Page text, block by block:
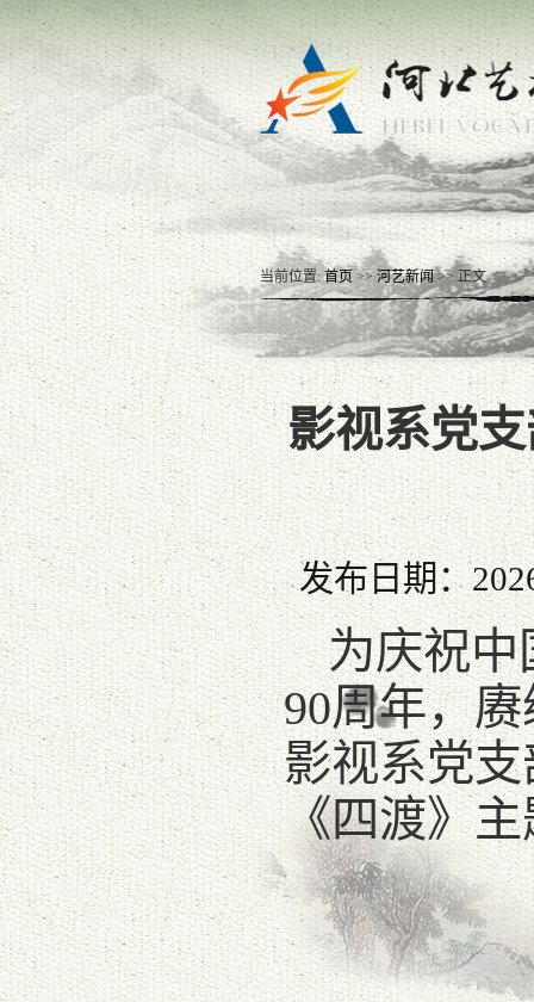
当前位置:首页 >>河艺新闻>> 正文
影视系党
发布日期：
为庆祝中
90周年，
影视系党
《四渡》